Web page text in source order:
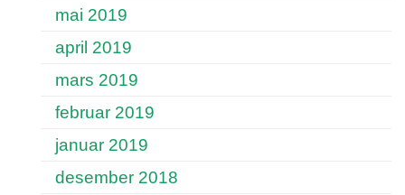
mai 2019
april 2019
mars 2019
februar 2019
januar 2019
desember 2018